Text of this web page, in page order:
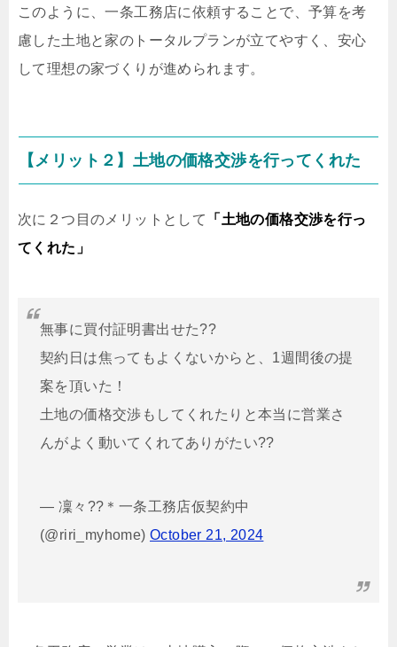
このように、一条工務店に依頼することで、予算を考
慮した土地と家のトータルプランが立てやすく、安心
して理想の家づくりが進められます。
【メリット２】土地の価格交渉を行ってくれた
次に２つ目のメリットとして
「土地の価格交渉を行っ
てくれた」
無事に買付証明書出せた??
契約日は焦ってもよくないからと、1週間後の提
案を頂いた！
土地の価格交渉もしてくれたりと本当に営業さ
んがよく動いてくれてありがたい??
— 凜々??＊一条工務店仮契約中
(@riri_myhome)October 21, 2024